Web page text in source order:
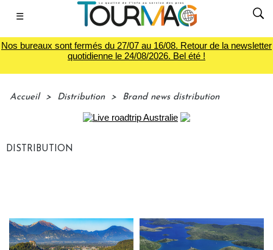
☰
Nos bureaux sont fermés du 27/07 au 16/08. Retour de la newsletter
quotidienne le 24/08/2026. Bel été !
Accueil > Distribution > Brand news distribution
DISTRIBUTION